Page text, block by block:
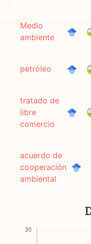
Medio
ambiente
petróleo
tratado de
libre
comercio
acuerdo de
cooperación
ambiental